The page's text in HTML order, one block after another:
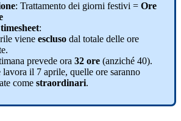
: Trattamento dei giorni festivi = Ore
timesheet:
viene escluso dal totale delle ore
.
prevede ora 32 ore (anziché 40).
lavora il 7 aprile, quelle ore saranno
come straordinari.